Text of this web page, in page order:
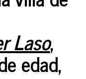
Laso,
edad,